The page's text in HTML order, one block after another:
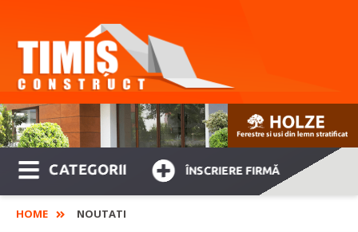
CATEGORII ÎNSCRIERE FIRMĂ
HOME NOUTATI